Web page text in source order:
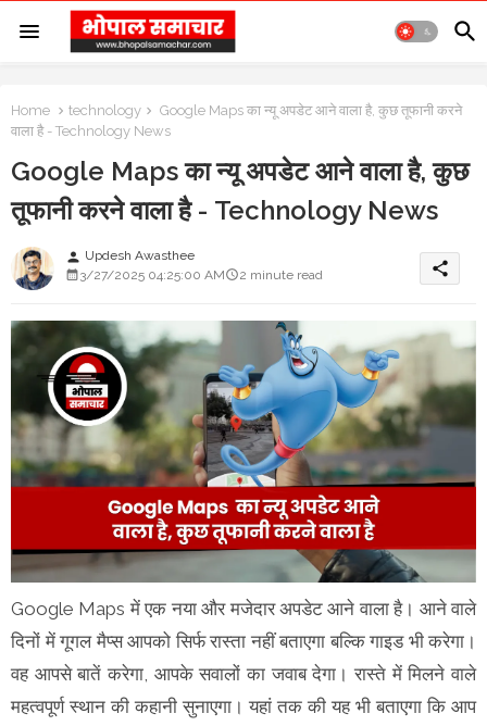
Home technology
Google Maps का न्यू अपडेट आने वाला है, कुछ तूफानी करने
वाला है - Technology News
Google Maps का न्यू अपडेट आने वाला है, कुछ
तूफानी करने वाला है - Technology News
person Updesh Awasthee
3/27/2025 04:25:00 AM
2 minute read share
Google Maps में एक नया और मजेदार अपडेट आने वाला है। आने वाले
दिनों में गूगल मैप्स आपको सिर्फ रास्ता नहीं बताएगा बल्कि गाइड भी करेगा।
वह आपसे बातें करेगा, आपके सवालों का जवाब देगा। रास्ते में मिलने वाले
महत्वपूर्ण स्थान की कहानी सुनाएगा। यहां तक की यह भी बताएगा कि आप